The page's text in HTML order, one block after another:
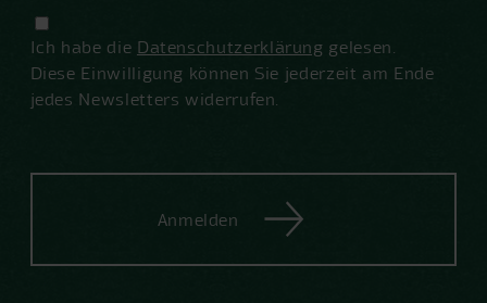
Ich habe die Datenschutzerklärung gelesen.
Diese Einwilligung können Sie jederzeit am Ende
jedes Newsletters widerrufen.
Anmelden